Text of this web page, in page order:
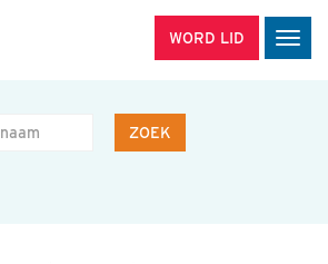
WORD LID
ZOEK